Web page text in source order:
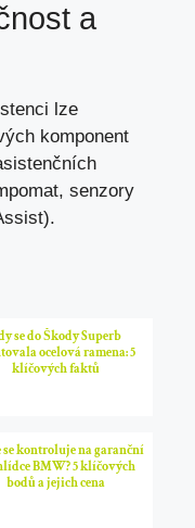
a
lze
komponent
senzory
se do Škody Superb
ocelová ramena: 5
klíčových faktů
se kontroluje na garanční
BMW? 5 klíčových
bodů a jejich cena